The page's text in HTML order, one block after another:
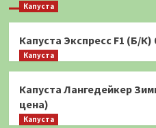
Капуста
Капуста Экспресс F1 (Б/
Капуста
Капуста Лангедейкер
цена)
Капуста